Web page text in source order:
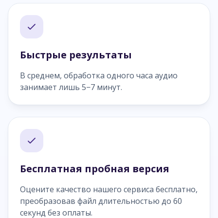
Быстрые результаты
В среднем, обработка одного часа аудио
занимает лишь 5−7 минут.
Бесплатная пробная версия
Оцените качество нашего сервиса бесплатно,
преобразовав файл длительностью до 60
секунд без оплаты.